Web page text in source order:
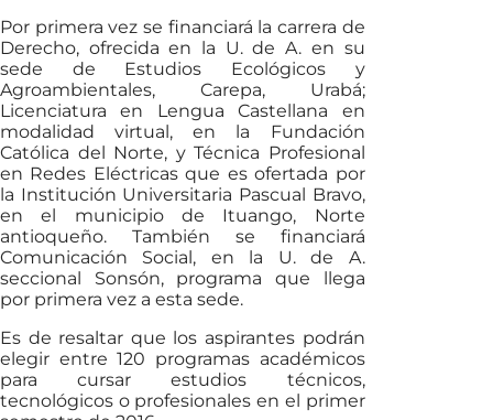
Por primera vez se financiará la carrera de
Derecho, ofrecida en la U. de A. en su
sede de Estudios Ecológicos y
Agroambientales, Carepa, Urabá;
Licenciatura en Lengua Castellana en
modalidad virtual, en la Fundación
Católica del Norte, y Técnica Profesional
en Redes Eléctricas que es ofertada por
la Institución Universitaria Pascual Bravo,
en el municipio de Ituango, Norte
antioqueño. También se financiará
Comunicación Social, en la U. de A.
seccional Sonsón, programa que llega
por primera vez a esta sede.
Es de resaltar que los aspirantes podrán
elegir entre 120 programas académicos
para cursar estudios técnicos,
tecnológicos o profesionales en el primer